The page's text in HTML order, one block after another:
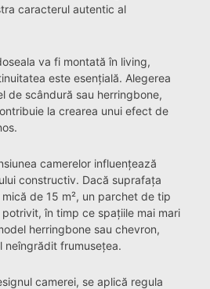
caracterul autentic al
va fi montată în living,
este esențială. Alegerea
de scândură sau herringbone,
la crearea unui efect de
camerelor influențează
constructiv. Dacă suprafața
de 15 m², un parchet de tip
în timp ce spațiile mai mari
herringbone sau chevron,
neîngrădit frumusețea.
camerei, se aplică regula